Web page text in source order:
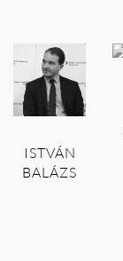
ISTVÁN
BALÁZS